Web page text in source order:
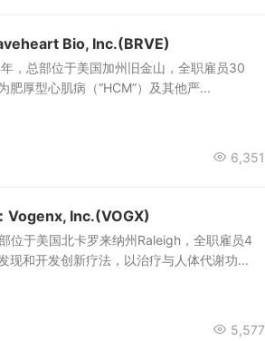
Bio, Inc.(BRVE)
，总部位于美国加州旧金山，全职雇员30
肥厚型心肌病（“HCM”）及其他严...
6,351
Vogenx, Inc.(VOGX)
位于美国北卡罗来纳州Raleigh，全职雇员4
现和开发创新疗法，以治疗与人体代谢功...
5,577